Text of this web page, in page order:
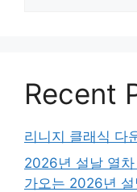
Recent
리니지 클래식 다
2026년 설날 열
가오는 2026년